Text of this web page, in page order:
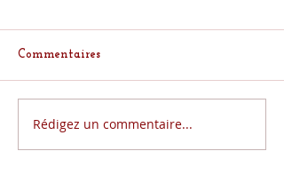
Commentaires
Rédigez un commentaire...